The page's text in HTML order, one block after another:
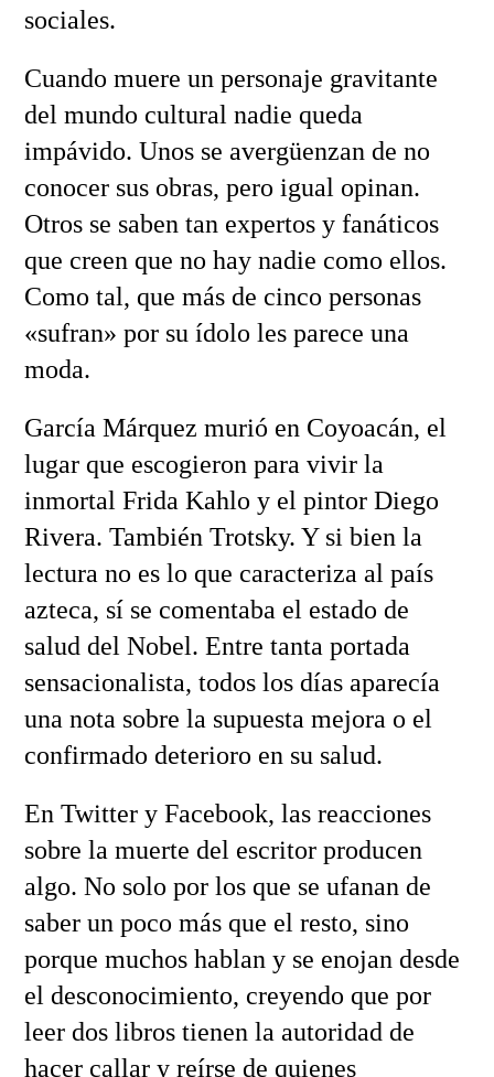
sociales.
Cuando muere un personaje gravitante
del mundo cultural nadie queda
impávido. Unos se avergüenzan de no
conocer sus obras, pero igual opinan.
Otros se saben tan expertos y fanáticos
que creen que no hay nadie como ellos.
Como tal, que más de cinco personas
«sufran» por su ídolo les parece una
moda.
García Márquez murió en Coyoacán, el
lugar que escogieron para vivir la
inmortal Frida Kahlo y el pintor Diego
Rivera. También Trotsky. Y si bien la
lectura no es lo que caracteriza al país
azteca, sí se comentaba el estado de
salud del Nobel. Entre tanta portada
sensacionalista, todos los días aparecía
una nota sobre la supuesta mejora o el
confirmado deterioro en su salud.
En Twitter y Facebook, las reacciones
sobre la muerte del escritor producen
algo. No solo por los que se ufanan de
saber un poco más que el resto, sino
porque muchos hablan y se enojan desde
el desconocimiento, creyendo que por
leer dos libros tienen la autoridad de
hacer callar y reírse de quienes